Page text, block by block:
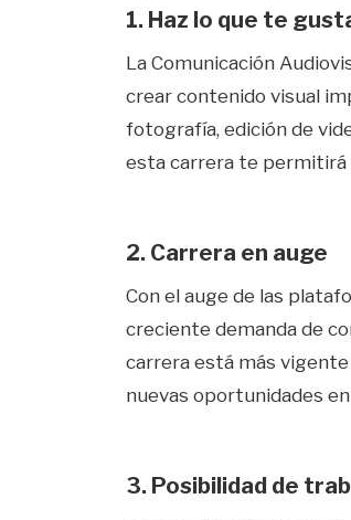
1. Haz lo que te
La Comunicación
crear contenido visual
fotografía, edición de
esta carrera te
2. Carrera en auge
Con el auge de las
creciente demanda de
carrera está más vigente
nuevas oportunidades
3. Posibilidad de